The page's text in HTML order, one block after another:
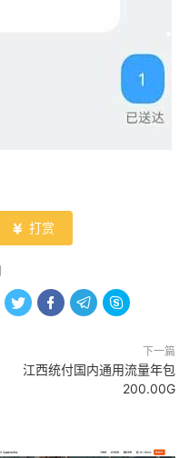
 打赏
   
下一篇
江西统付国内通用流量年包
200.00G